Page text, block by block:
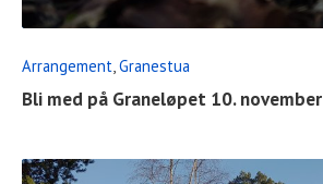
Arrangement Granestua
Bli med på Graneløpet 10. november